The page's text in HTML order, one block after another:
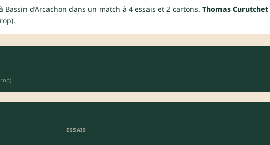
Bassin d’Arcachon dans un match à 4 essais et 2 cartons. Thomas Curutchet
ESSAIS